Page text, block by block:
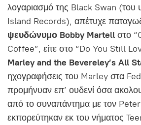
λογαριασμό της Black Swan (του
Island Records), απέτυχε
ψευδώνυμο Bobby Martell στο
Coffee”, είτε στο “Do You Still
Marley and the Bevereley’s All
ηχογραφήσεις του Marley στα
προμήνυαν επ’ ουδενί όσα
από το συναπάντημα με τον
εκπορεύτηκαν εκ του νήματος